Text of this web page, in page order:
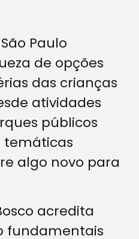
Paulo
de opções
das crianças
atividades
públicos
temáticas
algo novo para
acredita
fundamentais